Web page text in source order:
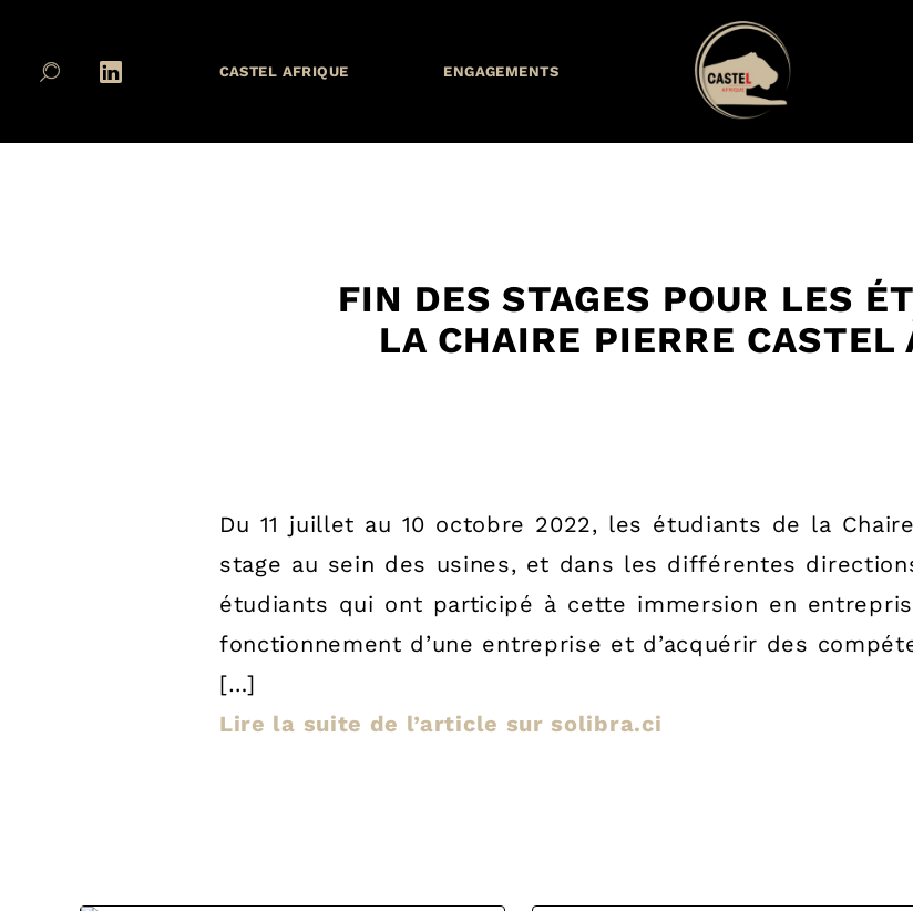
CASTEL AFRIQUE ENGAGEMENTS
FIN DES STAGES POUR LES
LA CHAIRE PIERRE CASTEL
Du 11 juillet au 10 octobre 2022, les étudiants de la
stage au sein des usines, et dans les différentes
étudiants qui ont participé à cette immersion en
fonctionnement d’une entreprise et d’acquérir des
[…]
Lire la suite de l’article sur solibra.ci